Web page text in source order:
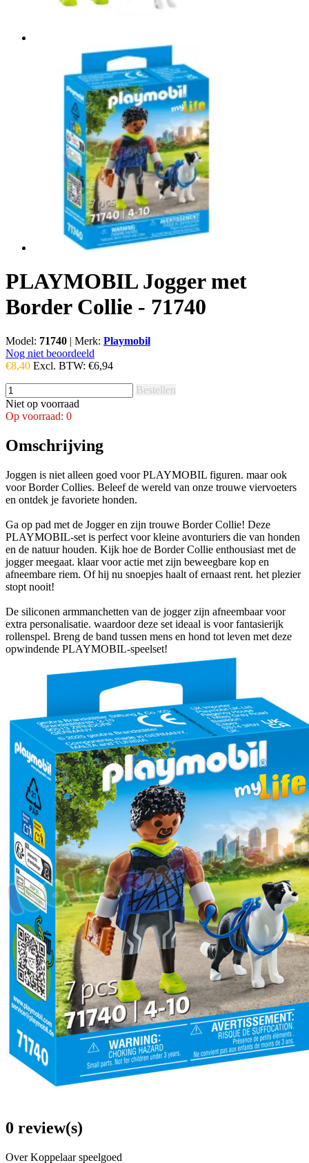
PLAYMOBIL Jogger met
Border Collie - 71740
Model: 71740 | Merk: Playmobil
Nog niet beoordeeld
€8,40 Excl. BTW: €6,94
Bestellen
Niet op voorraad
Op voorraad: 0
Omschrijving
Joggen is niet alleen goed voor PLAYMOBIL figuren. maar ook
voor Border Collies. Beleef de wereld van onze trouwe viervoeters
en ontdek je favoriete honden.
Ga op pad met de Jogger en zijn trouwe Border Collie! Deze
PLAYMOBIL-set is perfect voor kleine avonturiers die van honden
en de natuur houden. Kijk hoe de Border Collie enthousiast met de
jogger meegaat. klaar voor actie met zijn beweegbare kop en
afneembare riem. Of hij nu snoepjes haalt of ernaast rent. het plezier
stopt nooit!
De siliconen armmanchetten van de jogger zijn afneembaar voor
extra personalisatie. waardoor deze set ideaal is voor fantasierijk
rollenspel. Breng de band tussen mens en hond tot leven met deze
opwindende PLAYMOBIL-speelset!
0 review(s)
Over Koppelaar speelgoed